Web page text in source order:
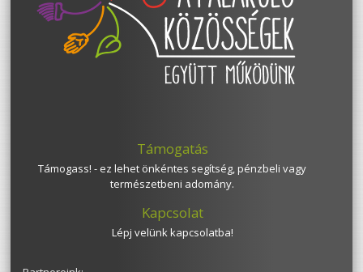
Támogatás
Támogass! - ez lehet önkéntes segítség, pénzbeli vagy
természetbeni adomány.
Kapcsolat
Lépj velünk kapcsolatba!